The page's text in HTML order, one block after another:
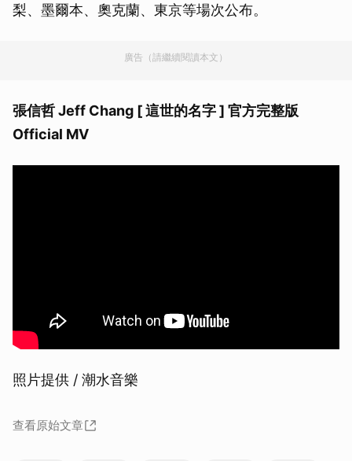
梨、墨爾本、奧克蘭、東京等場次公布。
廣告（請繼續閱讀本文）
張信哲 Jeff Chang [ 這世的名字 ] 官方完整版
Official MV
照片提供 / 潮水音樂
查看原始文章